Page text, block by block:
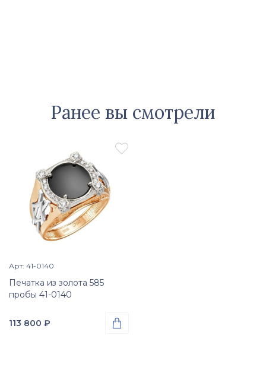
Ранее вы смотрели

 Просмотр изделия
Арт: 41-0140
Печатка из золота 585
пробы 41-0140
113 800 ₽ 